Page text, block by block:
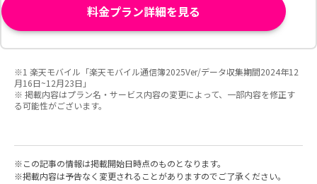
料金プラン詳細を見る
※1 楽天モバイル「楽天モバイル通信簿2025Ver/データ収集期間2024年12
月16日~12月23日」
※ 掲載内容はプラン名・サービス内容の変更によって、一部内容を修正す
る可能性がございます。
この記事の情報は掲載開始日時点のものとなります。
掲載内容は予告なく変更されることがありますのでご了承ください。